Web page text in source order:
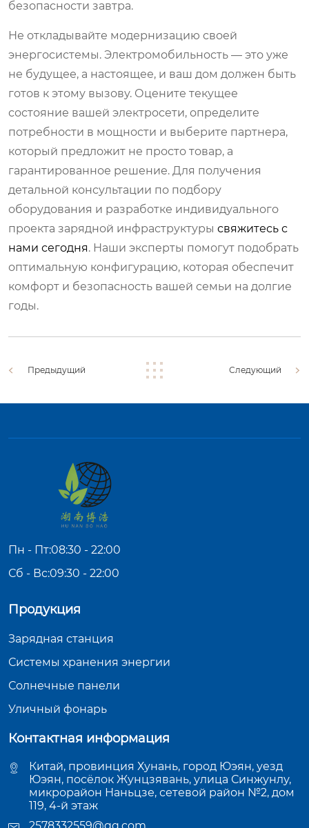
безопасности завтра.
Не откладывайте модернизацию своей
энергосистемы. Электромобильность — это уже
не будущее, а настоящее, и ваш дом должен быть
готов к этому вызову. Оцените текущее
состояние вашей электросети, определите
потребности в мощности и выберите партнера,
который предложит не просто товар, а
гарантированное решение. Для получения
детальной консультации по подбору
оборудования и разработке индивидуального
проекта зарядной инфраструктуры свяжитесь с
нами сегодня. Наши эксперты помогут подобрать
оптимальную конфигурацию, которая обеспечит
комфорт и безопасность вашей семьи на долгие
годы.
Предыдущий Следующий
Пн - Пт:08:30 - 22:00
Сб - Вс:09:30 - 22:00
Продукция
Зарядная станция
Системы хранения энергии
Солнечные панели
Уличный фонарь
Контактная информация
Китай, провинция Хунань, город Юэян, уезд
Юэян, посёлок Жунцзявань, улица Синжунлу,
микрорайон Наньцзе, сетевой район №2, дом
119, 4-й этаж
2578332559@qq.com